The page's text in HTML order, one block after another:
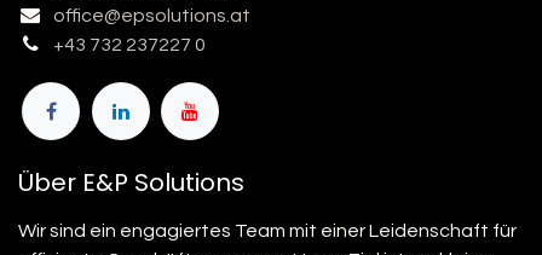
office@epsolutions.at
+43 732 237227 0
Über E&P Solutions
Wir sind ein engagiertes Team mit einer Leidenschaft für